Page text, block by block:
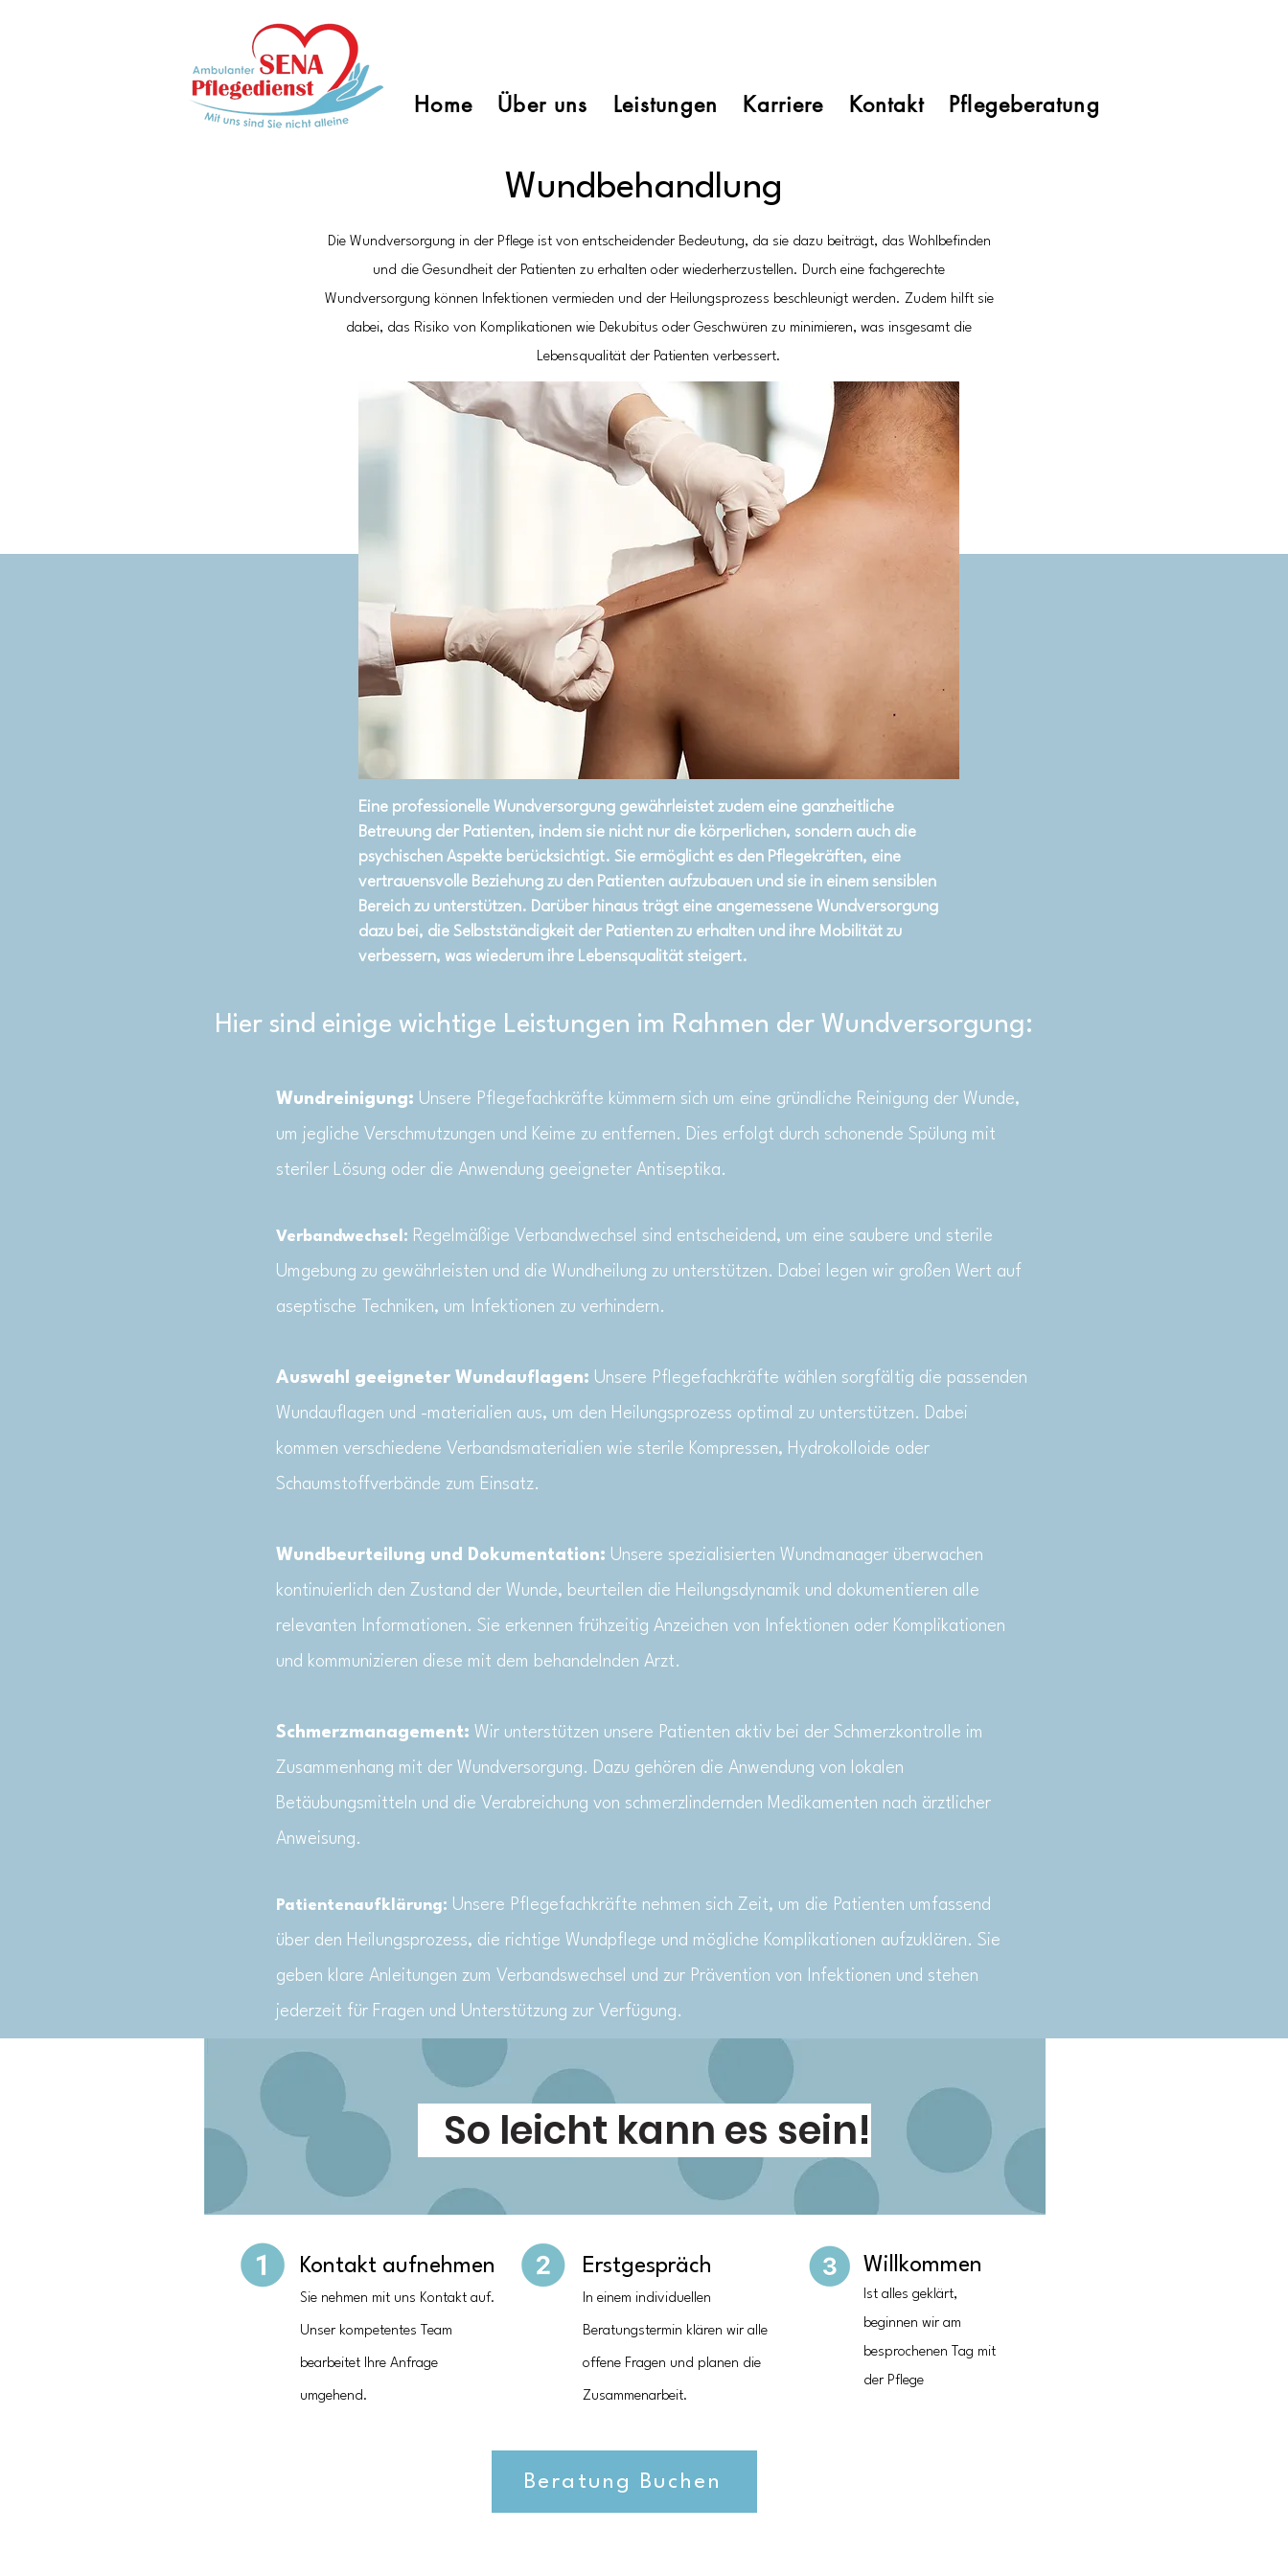
Home Über uns Leistungen Karriere Kontakt Pflegeberatung
Wundbehandlung
Die Wundversorgung in der Pflege ist von entscheidender Bedeutung, da sie dazu beiträgt, das Wohlbefinden
und die Gesundheit der Patienten zu erhalten oder wiederherzustellen. Durch eine fachgerechte
Wundversorgung können Infektionen vermieden und der Heilungsprozess beschleunigt werden. Zudem hilft sie
dabei, das Risiko von Komplikationen wie Dekubitus oder Geschwüren zu minimieren, was insgesamt die
Lebensqualität der Patienten verbessert.
Eine professionelle Wundversorgung gewährleistet zudem eine ganzheitliche
Betreuung der Patienten, indem sie nicht nur die körperlichen, sondern auch die
psychischen Aspekte berücksichtigt. Sie ermöglicht es den Pflegekräften, eine
vertrauensvolle Beziehung zu den Patienten aufzubauen und sie in einem sensiblen
Bereich zu unterstützen. Darüber hinaus trägt eine angemessene Wundversorgung
dazu bei, die Selbstständigkeit der Patienten zu erhalten und ihre Mobilität zu
verbessern, was wiederum ihre Lebensqualität steigert.
Hier sind einige wichtige Leistungen im Rahmen der Wundversorgung:
Wundreinigung: Unsere Pflegefachkräfte kümmern sich um eine gründliche Reinigung der Wunde,
um jegliche Verschmutzungen und Keime zu entfernen. Dies erfolgt durch schonende Spülung mit
steriler Lösung oder die Anwendung geeigneter Antiseptika.
Verbandwechsel: Regelmäßige Verbandwechsel sind entscheidend, um eine saubere und sterile
Umgebung zu gewährleisten und die Wundheilung zu unterstützen. Dabei legen wir großen Wert auf
aseptische Techniken, um Infektionen zu verhindern.
Auswahl geeigneter Wundauflagen: Unsere Pflegefachkräfte wählen sorgfältig die passenden
Wundauflagen und -materialien aus, um den Heilungsprozess optimal zu unterstützen. Dabei
kommen verschiedene Verbandsmaterialien wie sterile Kompressen, Hydrokolloide oder
Schaumstoffverbände zum Einsatz.
Wundbeurteilung und Dokumentation: Unsere spezialisierten Wundmanager überwachen
kontinuierlich den Zustand der Wunde, beurteilen die Heilungsdynamik und dokumentieren alle
relevanten Informationen. Sie erkennen frühzeitig Anzeichen von Infektionen oder Komplikationen
und kommunizieren diese mit dem behandelnden Arzt.
Schmerzmanagement: Wir unterstützen unsere Patienten aktiv bei der Schmerzkontrolle im
Zusammenhang mit der Wundversorgung. Dazu gehören die Anwendung von lokalen
Betäubungsmitteln und die Verabreichung von schmerzlindernden Medikamenten nach ärztlicher
Anweisung.
Patientenaufklärung: Unsere Pflegefachkräfte nehmen sich Zeit, um die Patienten umfassend
über den Heilungsprozess, die richtige Wundpflege und mögliche Komplikationen aufzuklären. Sie
geben klare Anleitungen zum Verbandswechsel und zur Prävention von Infektionen und stehen
jederzeit für Fragen und Unterstützung zur Verfügung.
So leicht kann es sein!
Kontakt aufnehmen
Sie nehmen mit uns Kontakt auf.
Unser kompetentes Team
bearbeitet Ihre Anfrage
umgehend.
Erstgespräch
In einem individuellen
Beratungstermin klären wir alle
offene Fragen und planen die
Zusammenarbeit.
Willkommen
Ist alles geklärt,
beginnen wir am
besprochenen Tag mit
der Pflege
Beratung Buchen